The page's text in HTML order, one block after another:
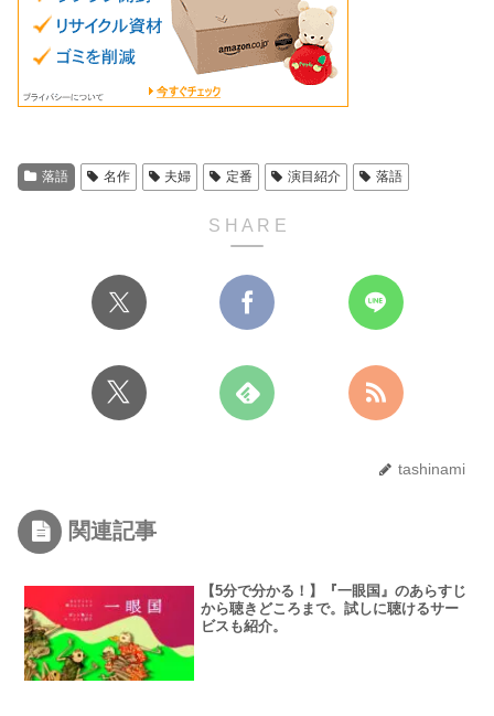
落語 名作 夫婦 定番 演目紹介 落語
S H A R E
tashinami
関連記事
【5分で分かる！】『一眼国』のあらすじ
から聴きどころまで。試しに聴けるサー
ビスも紹介。